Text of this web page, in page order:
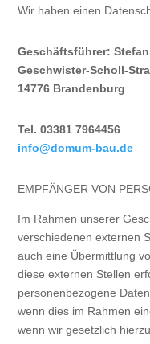
Wir haben einen
Geschäftsführer: Stefan
Geschwister-Scholl-
14776 Brandenburg
Tel. 03381 7964456
info@domum-bau.de
EMPFÄNGER VON
Im Rahmen unserer
verschiedenen externen
auch eine Übermittlung
diese externen Stellen
personenbezogene
wenn dies im Rahmen
wenn wir gesetzlich